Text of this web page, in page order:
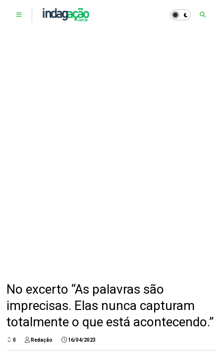
No excerto “As palavras são
imprecisas. Elas nunca capturam
totalmente o que está acontecendo.”
0 Redação 16/04/2023